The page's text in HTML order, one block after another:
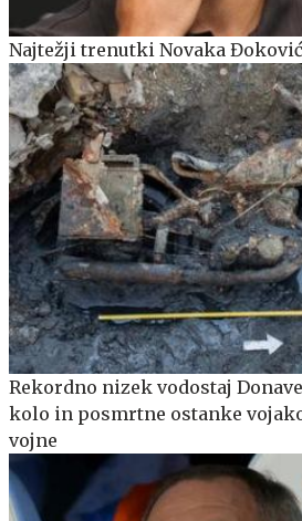
Najtežji trenutki Novaka
Rekordno nizek vodostaj
kolo in posmrtne ostanke
vojne